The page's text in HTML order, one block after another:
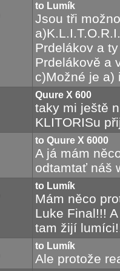
to Lumík
Jsou tři
Prdelákov a
Prdelákově a
c)Možné je a)
Quure X 600
taky mi ještě
KLITORISu
to Quure X 6000
A já mám
odtamtať náš
to Lumík
Mám něco
Luke Final!!!
tam žijí
to Lumík
Ale protože